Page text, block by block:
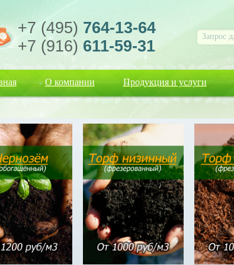
+7 (495) 764-13-64
+7 (916) 611-59-31
О компании Продукция и услуги